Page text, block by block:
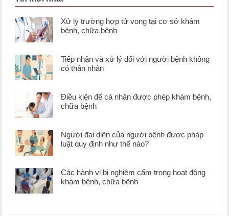
Xử lý trường hợp tử vong tại cơ sở khám
bệnh, chữa bệnh
Tiếp nhận và xử lý đối với người bệnh không
có thân nhân
Điều kiện để cá nhân được phép khám bệnh,
chữa bệnh
Người đại diện của người bệnh được pháp
luật quy định như thế nào?
Các hành vi bị nghiêm cấm trong hoạt động
khám bệnh, chữa bệnh